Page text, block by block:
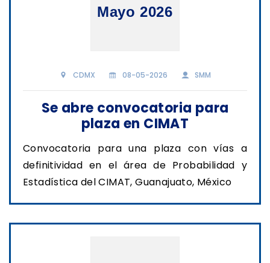
Mayo 2026
CDMX 08-05-2026 SMM
Se abre convocatoria para
plaza en CIMAT
Convocatoria para una plaza con vías a
definitividad en el área de Probabilidad y
Estadística del CIMAT, Guanajuato, México